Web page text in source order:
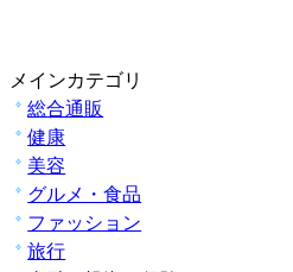
メインカテゴリ
総合通販
健康
美容
グルメ・食品
ファッション
旅行